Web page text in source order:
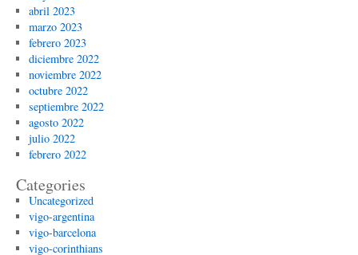
abril 2023
marzo 2023
febrero 2023
diciembre 2022
noviembre 2022
octubre 2022
septiembre 2022
agosto 2022
julio 2022
febrero 2022
Categories
Uncategorized
vigo-argentina
vigo-barcelona
vigo-corinthians